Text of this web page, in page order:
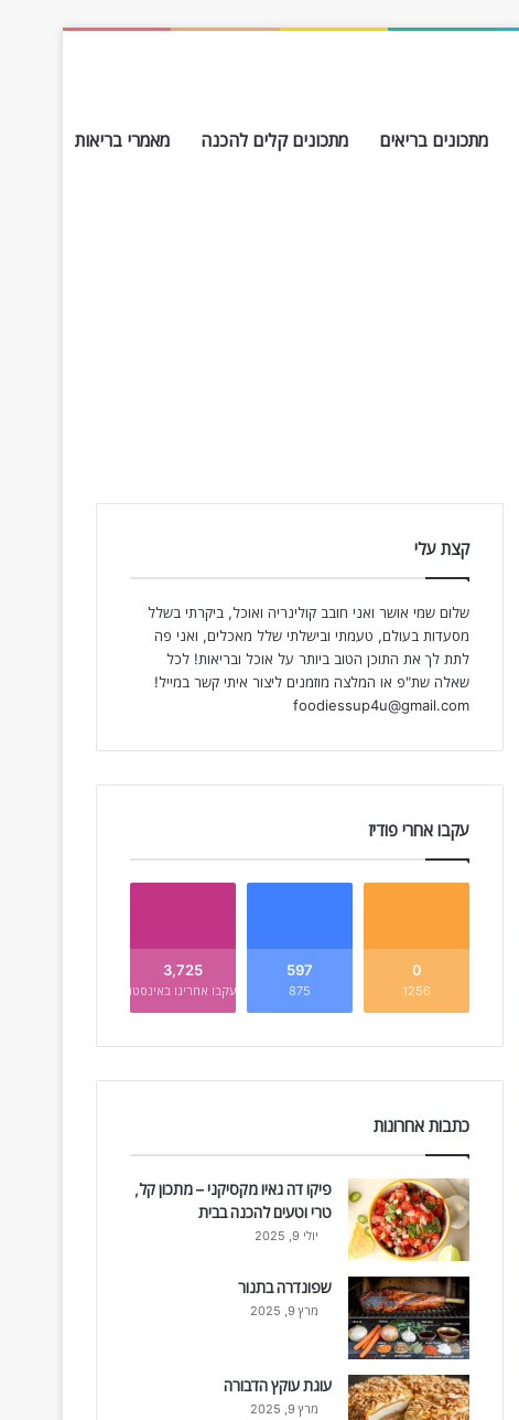
מתכונים בריאים מתכונים קלים להכנה מאמרי בריאות
קצת עלי
שלום שמי אושר ואני חובב קולינריה ואוכל, ביקרתי בשלל
מסעדות בעולם, טעמתי ובישלתי שלל מאכלים, ואני פה
לתת לך את התוכן הטוב ביותר על אוכל ובריאות! לכל
שאלה שת"פ או המלצה מוזמנים ליצור איתי קשר במייל!
foodiessup4u@gmail.com
עקבו אחרי פודיז
0
1256
597
875
3,725
עקבו אחרינו באינסטגרם
כתבות אחרונות
פיקו דה גאיו מקסיקני – מתכון קל,
טרי וטעים להכנה בבית
יולי 9, 2025
שפונדרה בתנור
מרץ 9, 2025
עוגת עוקץ הדבורה
מרץ 9, 2025